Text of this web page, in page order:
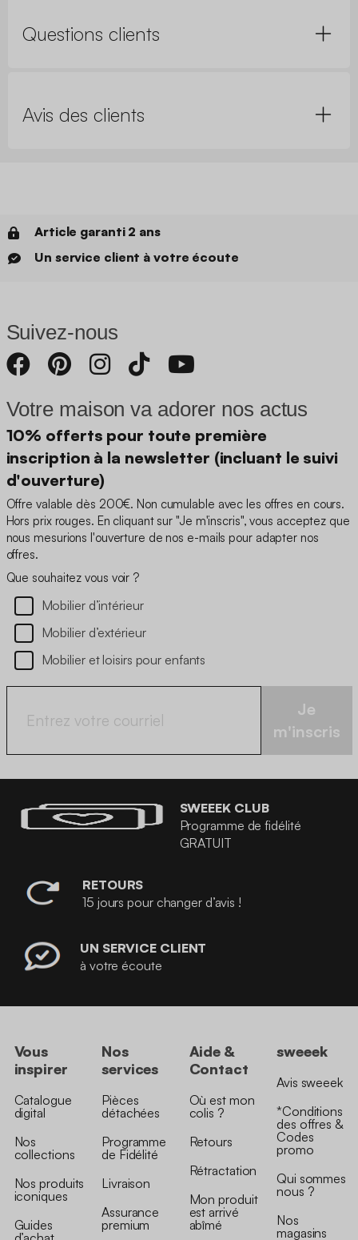
Questions clients
Avis des clients
Article garanti 2 ans
Un service client à votre écoute
Suivez-nous
Votre maison va adorer nos actus
10% offerts pour toute première
inscription à la newsletter (incluant le suivi
d'ouverture)
Offre valable dès 200€. Non cumulable avec les offres en cours.
Hors prix rouges. En cliquant sur "Je m'inscris", vous acceptez que
nous mesurions l'ouverture de nos e-mails pour adapter nos
offres.
Que souhaitez vous voir ?
Mobilier d’intérieur
Mobilier d’extérieur
Mobilier et loisirs pour enfants
Je
m'inscris
SWEEEK CLUB
Programme de fidélité
GRATUIT
RETOURS
15 jours pour changer d’avis !
UN SERVICE CLIENT
à votre écoute
Vous
inspirer
Catalogue
digital
Nos
collections
Nos produits
iconiques
Guides
Nos
services
Pièces
détachées
Programme
de Fidélité
Livraison
Assurance
premium
Aide &
Contact
Où est mon
colis ?
Retours
Rétractation
Mon produit
est arrivé
abîmé
sweeek
Avis sweeek
*Conditions
des offres &
Codes
promo
Qui sommes
nous ?
Nos
magasins